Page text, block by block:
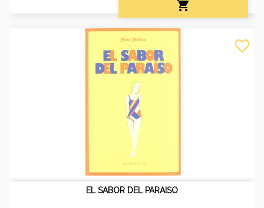

EL SABOR DEL PARAISO
favorite_border